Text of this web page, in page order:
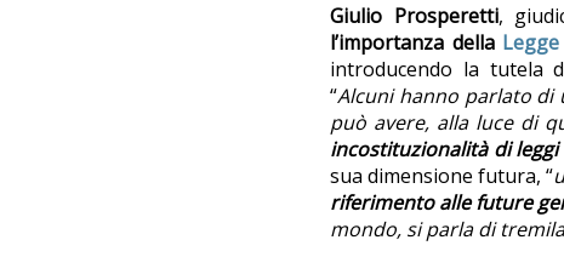
Giulio Prosperetti,
l’importanza della
introducendo la tutela
“Alcuni hanno parlato di
può avere, alla luce di
incostituzionalità di
sua dimensione futura, “
riferimento alle future
mondo, si parla di